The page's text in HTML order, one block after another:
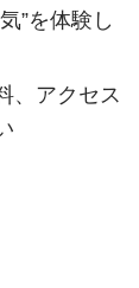
”を体験し
、アクセス